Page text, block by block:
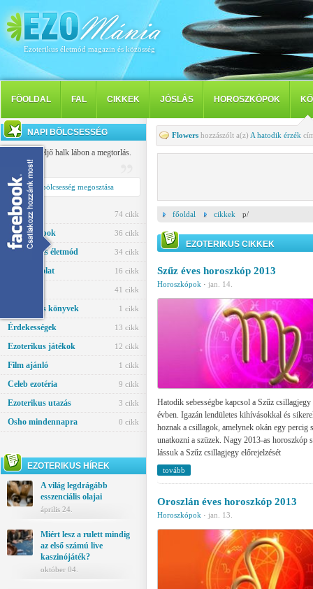
Ezoterikus életmód magazin és közösség
FÖOLDAL FAL CIKKEK JÓSLÁS HOROSZKÓPOK
NAPI BÖLCSESSÉG
Késve, de eljő halk lábon a megtorlás.
Tibullus
Napi bölcsesség megosztása
Jóslás 74 cikk
Horoszkópok 36 cikk
Egészség és életmód 34 cikk
Párkapcsolat 16 cikk
41 cikk
Ezoterikus könyvek 1 cikk
Érdekességek 13 cikk
Ezoterikus játékok 12 cikk
Film ajánló 1 cikk
Celeb ezotéria 9 cikk
Ezoterikus utazás 3 cikk
Osho mindennapra 0 cikk
EZOTERIKUS HÍREK
A világ legdrágább
esszenciális olajai
április 24.
Miért lesz a rulett mindig
az első számú live
kaszinójáték?
október 04.
Flowers hozzászólt a(z) A hatodik érzék
főoldal cikkek p/
EZOTERIKUS CIKKEK
Szűz éves horoszkóp 2013
Horoszkópok · jan. 14.
Hatodik sebességbe kapcsol a Szűz
évben. Igazán lendületes kihívásokkal és
hoznak a csillagok, amelynek okán egy percig
unatkozni a szüzek. Nagy 2013-as horoszkóp
lássuk a Szűz csillagjegy előrejelzését
tovább
Oroszlán éves horoszkóp 2013
Horoszkópok · jan. 13.